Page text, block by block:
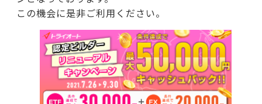
この機会に是非ご利用ください。